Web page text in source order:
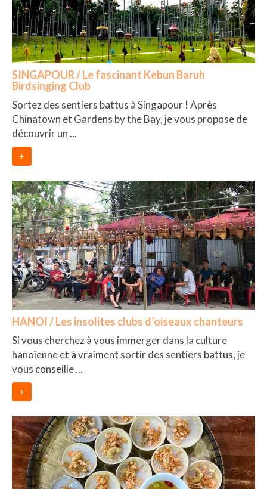
SINGAPOUR / Le fascinant Kebun Baruh
Birdsinging Club
Sortez des sentiers battus à Singapour ! Après
Chinatown et Gardens by the Bay, je vous propose de
découvrir un ...
+
HANOI / Les insolites clubs d’oiseaux chanteurs
Si vous cherchez à vous immerger dans la culture
hanoïenne et à vraiment sortir des sentiers battus, je
vous conseille ...
+